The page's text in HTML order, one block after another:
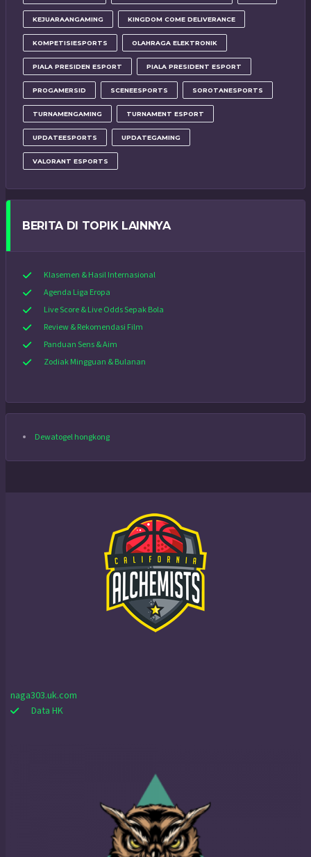
KEJUARAANGAMING KINGDOM COME DELIVERANCE
KOMPETISIESPORTS OLAHRAGA ELEKTRONIK
PIALA PRESIDEN ESPORT PIALA PRESIDENT ESPORT
PROGAMERSID SCENEESPORTS SOROTANESPORTS
TURNAMENGAMING TURNAMENT ESPORT
UPDATEESPORTS UPDATEGAMING
VALORANT ESPORTS
BERITA DI TOPIK LAINNYA
Klasemen & Hasil Internasional
Agenda Liga Eropa
Live Score & Live Odds Sepak Bola
Review & Rekomendasi Film
Panduan Sens & Aim
Zodiak Mingguan & Bulanan
Dewatogel hongkong
naga303.uk.com
Data HK